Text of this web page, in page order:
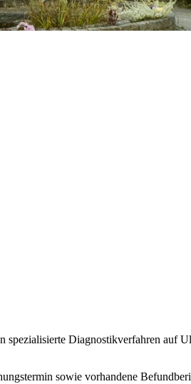
spezialisierte Diagnostikverfahren auf
sowie vorhandene